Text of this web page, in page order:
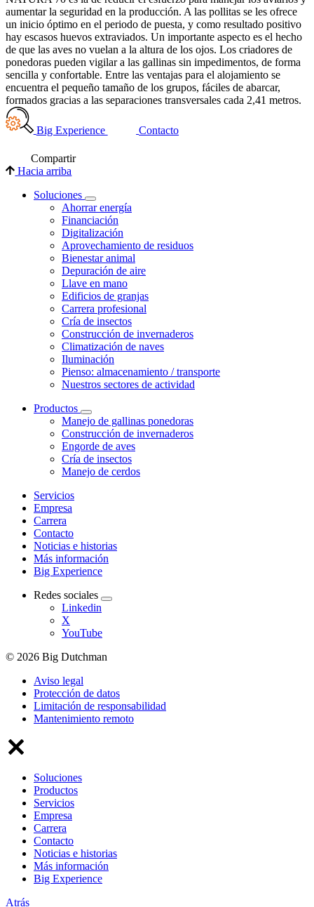
aumentar la seguridad en la producción. A las pollitas se les ofrece
un inicio óptimo en el periodo de puesta, y como resultado positivo
hay escasos huevos extraviados. Un importante aspecto es el hecho
de que las aves no vuelan a la altura de los ojos. Los criadores de
ponedoras pueden vigilar a las gallinas sin impedimentos, de forma
sencilla y confortable. Entre las ventajas para el alojamiento se
encuentra el pequeño tamaño de los grupos, fáciles de abarcar,
formados gracias a las separaciones transversales cada 2,41 metros.
Big Experience Contacto
Compartir
Hacia arriba
Soluciones
Ahorrar energía
Financiación
Digitalización
Aprovechamiento de residuos
Bienestar animal
Depuración de aire
Llave en mano
Edificios de granjas
Carrera profesional
Cría de insectos
Construcción de invernaderos
Climatización de naves
Iluminación
Pienso: almacenamiento / transporte
Nuestros sectores de actividad
Productos
Manejo de gallinas ponedoras
Construcción de invernaderos
Engorde de aves
Cría de insectos
Manejo de cerdos
Servicios
Empresa
Carrera
Contacto
Noticias e historias
Más información
Big Experience
Redes sociales
Linkedin
X
YouTube
© 2026 Big Dutchman
Aviso legal
Protección de datos
Limitación de responsabilidad
Mantenimiento remoto
Soluciones
Productos
Servicios
Empresa
Carrera
Contacto
Noticias e historias
Más información
Big Experience
Atrás